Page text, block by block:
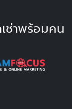
ช่าพร้อมคน